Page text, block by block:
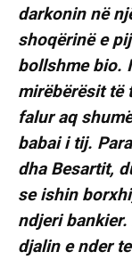
darkonin në
shoqërinë e
bollshme bio.
mirëbërësit të
falur aq
babai i tij.
dha Besartit,
se ishin
ndjeri
djalin e nder